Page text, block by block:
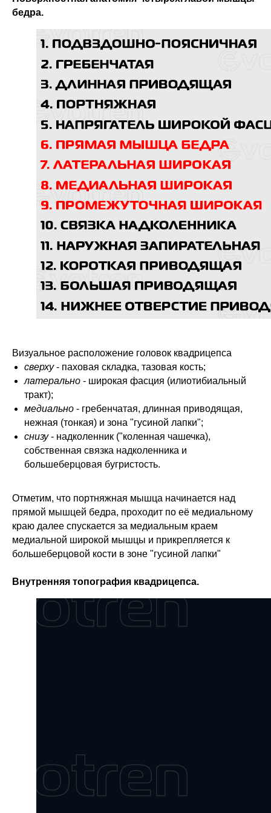
бедра.
Визуальное расположение головок квадрицепса
сверху- паховая складка, тазовая кость;
латерально - широкая фасция (илиотибиальный
тракт);
медиально - гребенчатая, длинная приводящая,
нежная (тонкая) и зона "гусиной лапки";
снизу- надколенник ("коленная чашечка),
собственная связка надколенника и
большеберцовая бугристость.
Отметим, что портняжная мышца начинается над
прямой мышцей бедра, проходит по её медиальному
краю далее спускается за медиальным краем
медиальной широкой мышцы и прикрепляется к
большеберцовой кости в зоне "гусиной лапки"
Внутренняя топография квадрицепса.